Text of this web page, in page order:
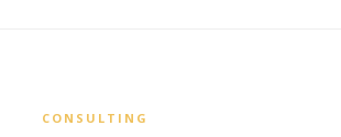
CONSULTING